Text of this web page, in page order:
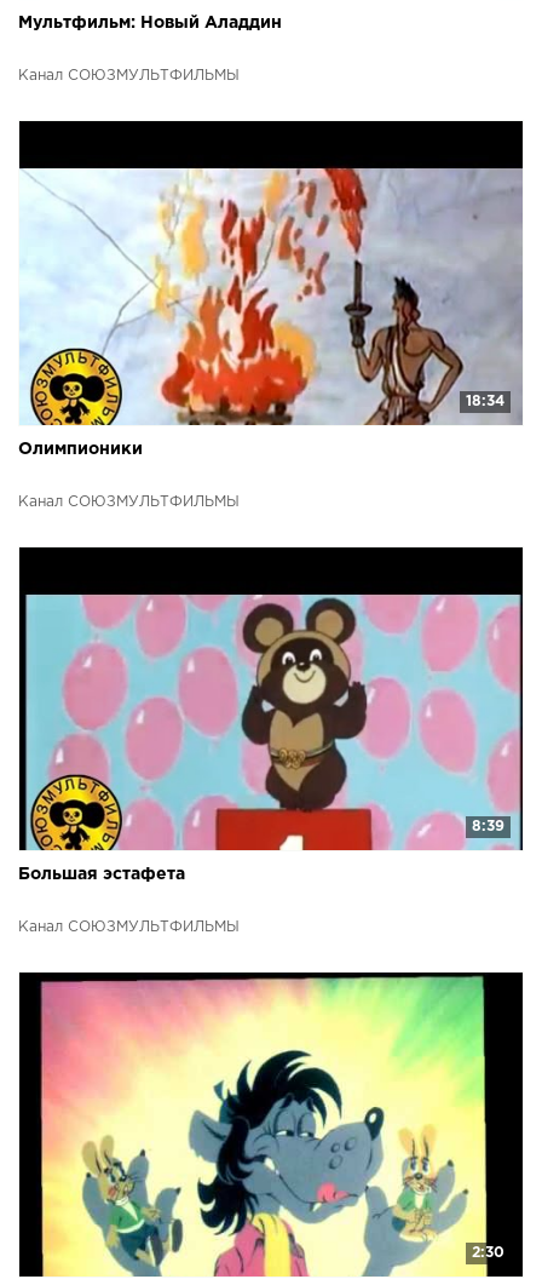
Мультфильм: Новый Аладдин
Канал СОЮЗМУЛЬТФИЛЬМЫ
18:34
Олимпионики
Канал СОЮЗМУЛЬТФИЛЬМЫ
8:39
Большая эстафета
Канал СОЮЗМУЛЬТФИЛЬМЫ
2:30